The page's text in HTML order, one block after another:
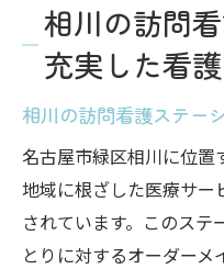
相川の訪問
充実した看
相川の訪問看護ステー
名古屋市緑区相川に位置
地域に根ざした医療サ
されています。このス
とりに対するオーダー